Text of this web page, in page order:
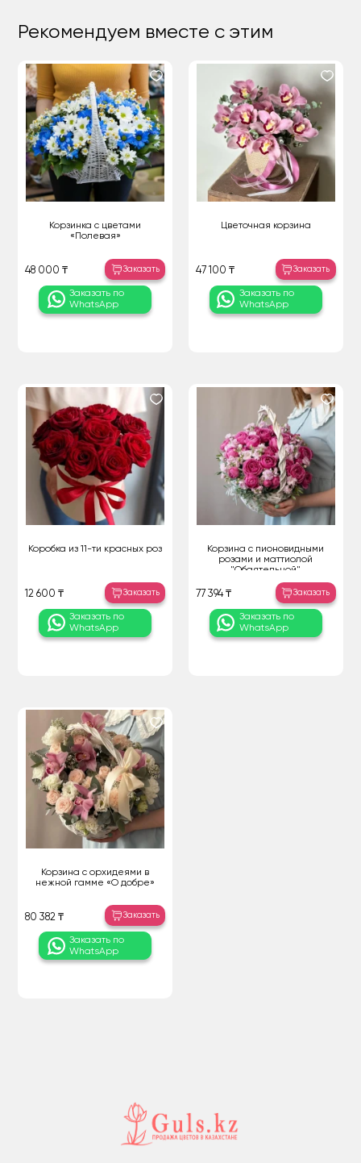
Рекомендуем вместе с этим
Корзинка с цветами
«Полевая»
48 000 ₸ Заказать
Заказать по
WhatsApp
Цветочная корзина
47 100 ₸ Заказать
Заказать по
WhatsApp
Коробка из 11-ти красных роз
12 600 ₸ Заказать
Заказать по
WhatsApp
Корзина с пионовидными
розами и маттиолой
"Обаятельной"
77 394 ₸ Заказать
Заказать по
WhatsApp
Корзина с орхидеями в
нежной гамме «О добре»
80 382 ₸ Заказать
Заказать по
WhatsApp